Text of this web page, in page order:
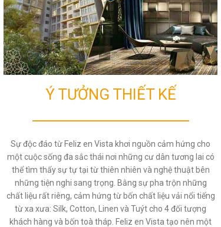
Sự độc đáo từ Feliz en Vista khơi nguồn cảm hứng cho
một cuộc sống đa sắc thái nơi những cư dân tương lai có
thể tìm thấy sự tự tại từ thiên nhiên và nghệ thuật bên
những tiện nghi sang trọng. Bằng sự pha trộn những
chất liệu rất riêng, cảm hứng từ bốn chất liệu vải nổi tiếng
từ xa xưa: Silk, Cotton, Linen và Tuýt cho 4 đối tượng
khách hàng và bốn toà tháp. Feliz en Vista tạo nên một
Ý TƯỞNG THIẾT KẾ